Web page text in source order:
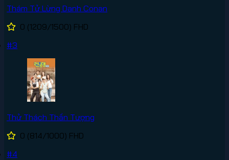
Thám Tử Lừng Danh Conan
0 (1209/1500) FHD
#3
Thử Thách Thần Tượng
0 (814/1000) FHD
#4